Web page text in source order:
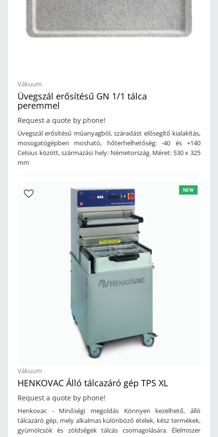
mmTálcaszerszámok árlista Négyszögletes: 1 részes 370 x
270 x 120 2 részes 185 x 270 x 120 3 részes 285 x 120 x 120
4 részes 180 x 135 x 120 Kör: 1 részes 290 x 120 2 részes
180 x 120 3 részes 150 x 120 4 részes 135 x 120
Vákuum
Üvegszál erősítésű GN 1/1 tálca
peremmel
Request a quote by phone!
Üvegszál erősítésű műanyagból, száradást elősegítő kialakítás,
mosogatógépben mosható, hőterhelhetőség: -40 és +140
Celsius között, származási hely: Németország. Méret: 530 x 325
mm
Vákuum
HENKOVAC Álló tálcazáró gép TPS XL
Request a quote by phone!
Henkovac - Minőségi megoldás Könnyen kezelhető, álló
tálcazáró gép, mely alkalmas különböző ételek, kész termékek,
gyümölcsök és zöldségek tálcás csomagolására. Élelmiszer
NEW